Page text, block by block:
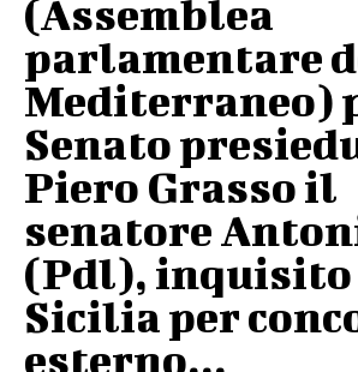
(Assemblea
parlamentare
Mediterraneo)
Senato
Piero Grasso il
senatore
(Pdl), inquisito
Sicilia per
esterno...